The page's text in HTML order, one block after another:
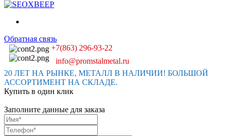
Обратная связь
+7(863) 296-93-22
info@promstalmetal.ru
20 ЛЕТ НА РЫНКЕ, МЕТАЛЛ В НАЛИЧИИ! БОЛЬШОЙ
АССОРТИМЕНТ НА СКЛАДЕ.
Купить в один клик
Заполните данные для заказа